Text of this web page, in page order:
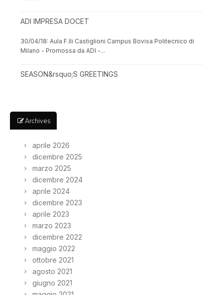
ADI IMPRESA DOCET
30/04/18: Aula F.lli Castiglioni Campus Bovisa Politecnico di
Milano - Promossa da ADI -...
SEASON&rsquo;S GREETINGS
Archives
aprile 2026
dicembre 2025
marzo 2025
dicembre 2024
aprile 2024
dicembre 2023
aprile 2023
marzo 2023
dicembre 2022
maggio 2022
ottobre 2021
agosto 2021
giugno 2021